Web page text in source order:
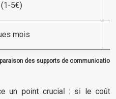
des supports de communication
(1-5€)
mois
un point crucial : si le coût